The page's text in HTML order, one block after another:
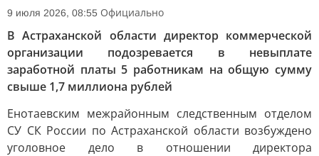
9 июля 2026, 08:55 Официально
В Астраханской области директор коммерческой
организации подозревается в невыплате
заработной платы 5 работникам на общую сумму
свыше 1,7 миллиона рублей
Енотаевским межрайонным следственным отделом
СУ СК России по Астраханской области возбуждено
уголовное дело в отношении директора